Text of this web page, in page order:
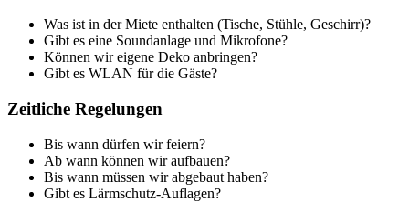
Was ist in der Miete enthalten (Tische, Stühle, Geschirr)?
Gibt es eine Soundanlage und Mikrofone?
Können wir eigene Deko anbringen?
Gibt es WLAN für die Gäste?
Zeitliche Regelungen
Bis wann dürfen wir feiern?
Ab wann können wir aufbauen?
Bis wann müssen wir abgebaut haben?
Gibt es Lärmschutz-Auflagen?